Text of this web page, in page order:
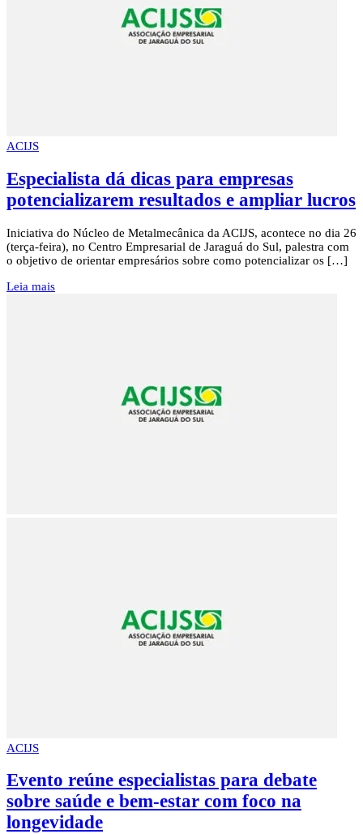
ACIJS
Especialista dá dicas para empresas
potencializarem resultados e ampliar lucros
Iniciativa do Núcleo de Metalmecânica da ACIJS, acontece no dia 26
(terça-feira), no Centro Empresarial de Jaraguá do Sul, palestra com
o objetivo de orientar empresários sobre como potencializar os […]
Leia mais
ACIJS
Evento reúne especialistas para debate
sobre saúde e bem-estar com foco na
longevidade